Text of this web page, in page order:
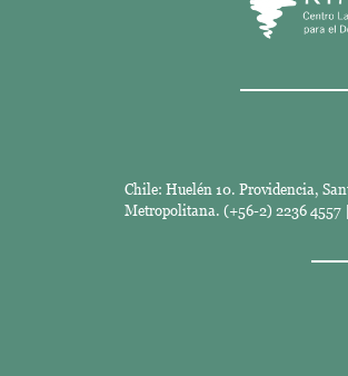
Chile: Huelén 10. Providencia,
Metropolitana. (+56-2) 2236 4557